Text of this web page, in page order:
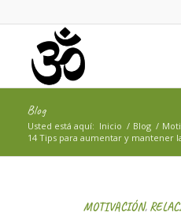
Blog
Usted está aquí: Inicio / Blog /
14 Tips para aumentar y mantener
MOTIVACIÓN,